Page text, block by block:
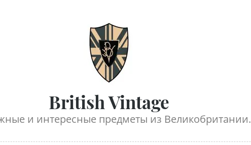
British Vintage
и интересные предметы из Великобритании.